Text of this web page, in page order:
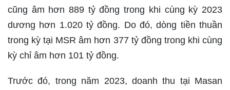
cũng âm hơn 889 tỷ đồng trong khi cùng kỳ 2023
dương hơn 1.020 tỷ đồng. Do đó, dòng tiền thuần
trong kỳ tại MSR âm hơn 377 tỷ đồng trong khi cùng
kỳ chỉ âm hơn 101 tỷ đồng.
Trước đó, trong năm 2023, doanh thu tại Masan